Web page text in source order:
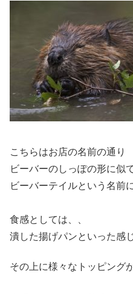
こちらはお店の名前の通り
ビーバーのしっぽの形に似
ビーバーテイルという名前
食感としては、、
潰した揚げパンといった感
その上に様々なトッピング